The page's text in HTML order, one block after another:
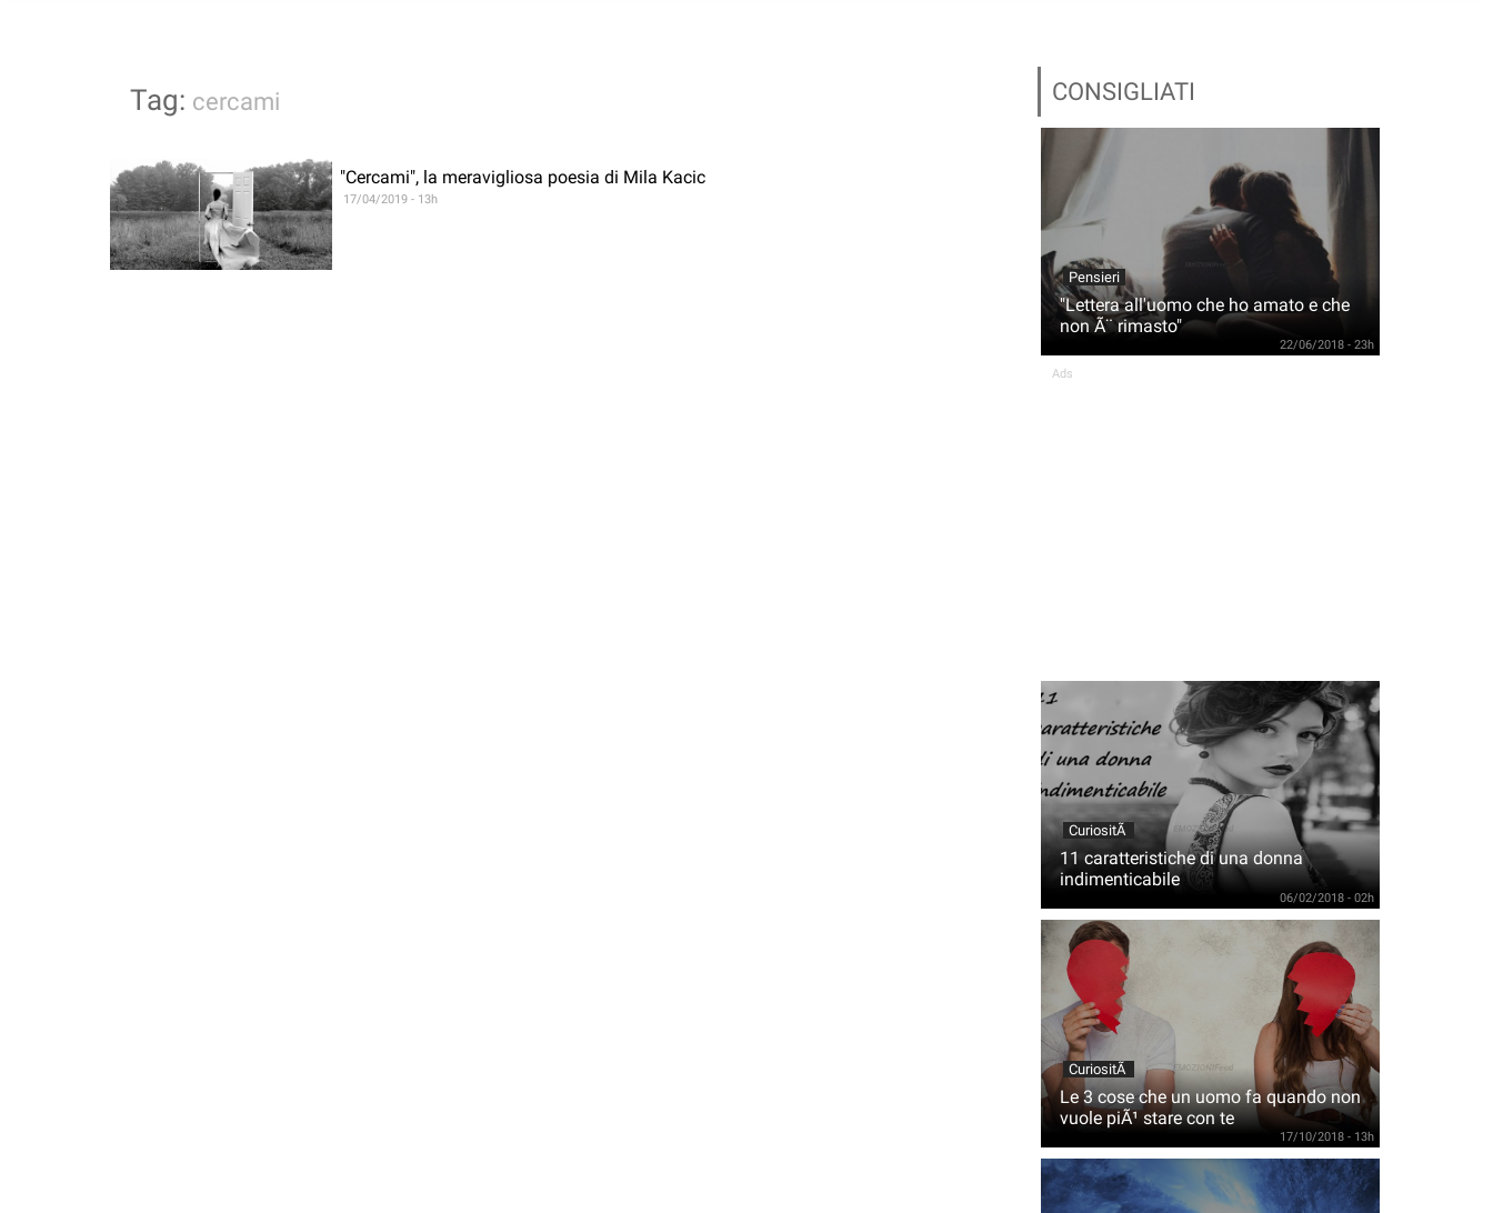
Tag: cercami
"Cercami", la meravigliosa poesia di Mila Kacic
17/04/2019 - 13h
CONSIGLIATI
Pensieri
"Lettera all'uomo che ho amato e che
non Ã¨ rimasto"
22/06/2018 - 23h
Ads
CuriositÃ
11 caratteristiche di una donna
indimenticabile
06/02/2018 - 02h
CuriositÃ
Le 3 cose che un uomo fa quando non
vuole piÃ¹ stare con te
17/10/2018 - 13h